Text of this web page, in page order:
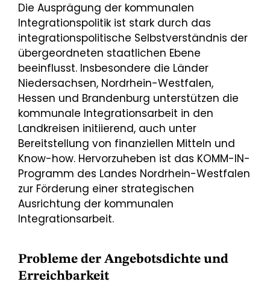
Die Ausprägung der kommunalen
Integrationspolitik ist stark durch das
integrationspolitische Selbstverständnis der
übergeordneten staatlichen Ebene
beeinflusst. Insbesondere die Länder
Niedersachsen, Nordrhein-Westfalen,
Hessen und Brandenburg unterstützen die
kommunale Integrationsarbeit in den
Landkreisen initiierend, auch unter
Bereitstellung von finanziellen Mitteln und
Know-how. Hervorzuheben ist das KOMM-IN-
Programm des Landes Nordrhein-Westfalen
zur Förderung einer strategischen
Ausrichtung der kommunalen
Integrationsarbeit.
Probleme der Angebotsdichte und
Erreichbarkeit